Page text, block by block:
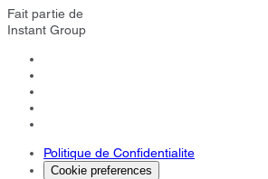
Fait partie de
Instant Group
Politique de Confidentialite
Cookie preferences